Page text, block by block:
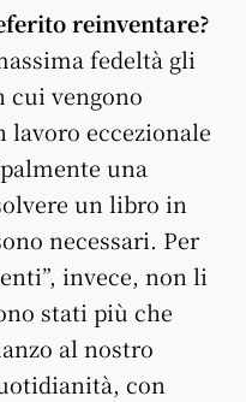
reinventare?
fedeltà gli
cui vengono
eccezionale
una
un libro in
necessari. Per
invece, non li
stati più che
al nostro
con